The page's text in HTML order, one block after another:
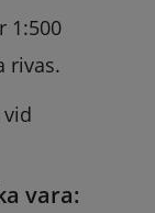
1:500
rivas.
vara: